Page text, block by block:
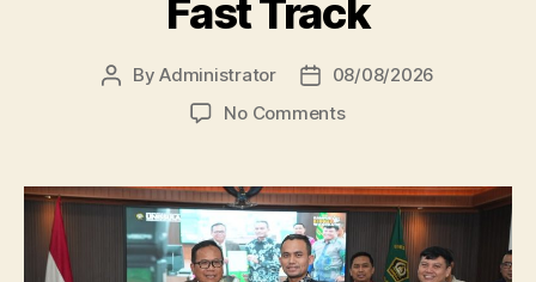
Fast Track
PostByAdministrator
Post08/08/2026
No Commentson
Gas
Targetkan
53
Prodi